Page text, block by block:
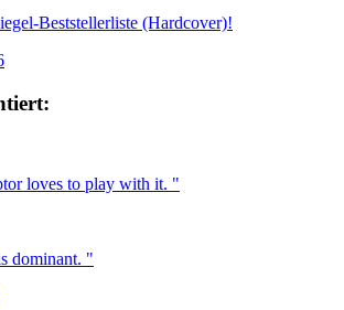
Beststellerliste (Hardcover)!
loves to play with it. "
dominant. "